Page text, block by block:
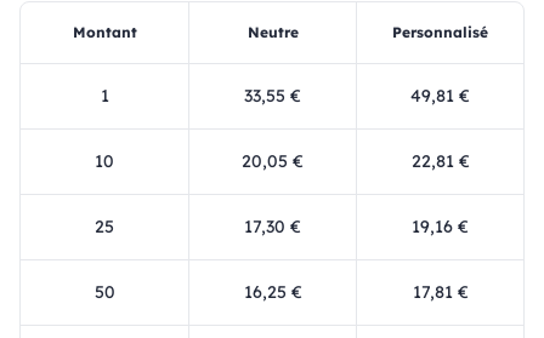
Montant Neutre Personnalisé
1 33,55 € 49,81 €
10 20,05 € 22,81 €
25 17,30 € 19,16 €
50 16,25 € 17,81 €